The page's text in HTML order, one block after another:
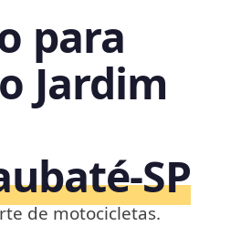
para
Jardim
de motocicletas.